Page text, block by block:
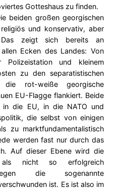
Gotteshaus zu finden.
beiden großen georgischen
und konservativ, aber
Das zeigt sich bereits an
Ecken des Landes: Von
Polizeistation und kleinem
zu den separatistischen
rot-weiße georgische
EU-Flagge flankiert. Beide
in die EU, in die NATO und
die selbst von einigen
zu marktfundamentalistisch
werden fast nur durch das
Auf dieser Ebene wird die
als nicht so erfolgreich
die sogenannte
ist. Es ist also im